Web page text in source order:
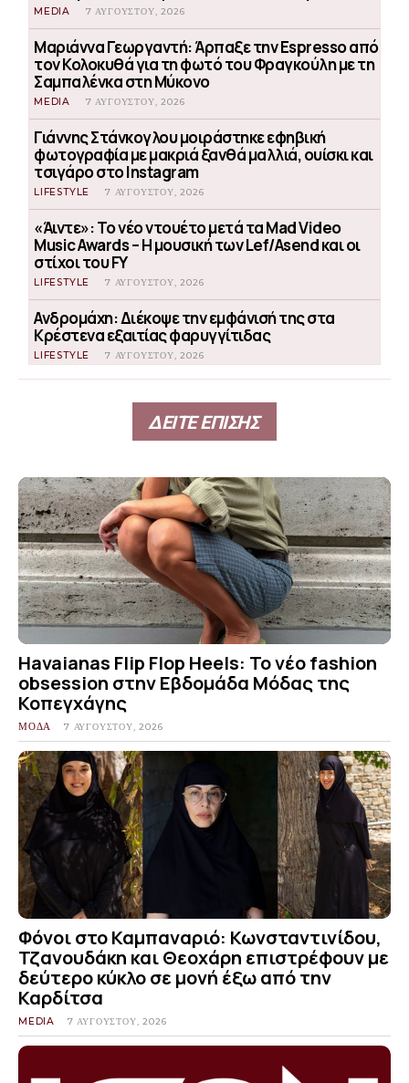
MEDIA 7 ΑΥΓΟΎΣΤΟΥ, 2026
Μαριάννα Γεωργαντή: Άρπαξε την Espresso από
τον Κολοκυθά για τη φωτό του Φραγκούλη με τη
Σαμπαλένκα στη Μύκονο
MEDIA 7 ΑΥΓΟΎΣΤΟΥ, 2026
Γιάννης Στάνκογλου μοιράστηκε εφηβική
φωτογραφία με μακριά ξανθά μαλλιά, ουίσκι και
τσιγάρο στο Instagram
LIFESTYLE 7 ΑΥΓΟΎΣΤΟΥ, 2026
«Άιντε»: Το νέο ντουέτο μετά τα Mad Video
Music Awards – Η μουσική των Lef/Asend και οι
στίχοι του FY
LIFESTYLE 7 ΑΥΓΟΎΣΤΟΥ, 2026
Ανδρομάχη: Διέκοψε την εμφάνισή της στα
Κρέστενα εξαιτίας φαρυγγίτιδας
LIFESTYLE 7 ΑΥΓΟΎΣΤΟΥ, 2026
ΔΕΙΤΕ ΕΠΙΣΗΣ
Havaianas Flip Flop Heels: Το νέο fashion
obsession στην Εβδομάδα Μόδας της
Κοπεγχάγης
ΜΟΔΑ 7 ΑΥΓΟΎΣΤΟΥ, 2026
Φόνοι στο Καμπαναριό: Κωνσταντινίδου,
Τζανουδάκη και Θεοχάρη επιστρέφουν με
δεύτερο κύκλο σε μονή έξω από την
Καρδίτσα
MEDIA 7 ΑΥΓΟΎΣΤΟΥ, 2026